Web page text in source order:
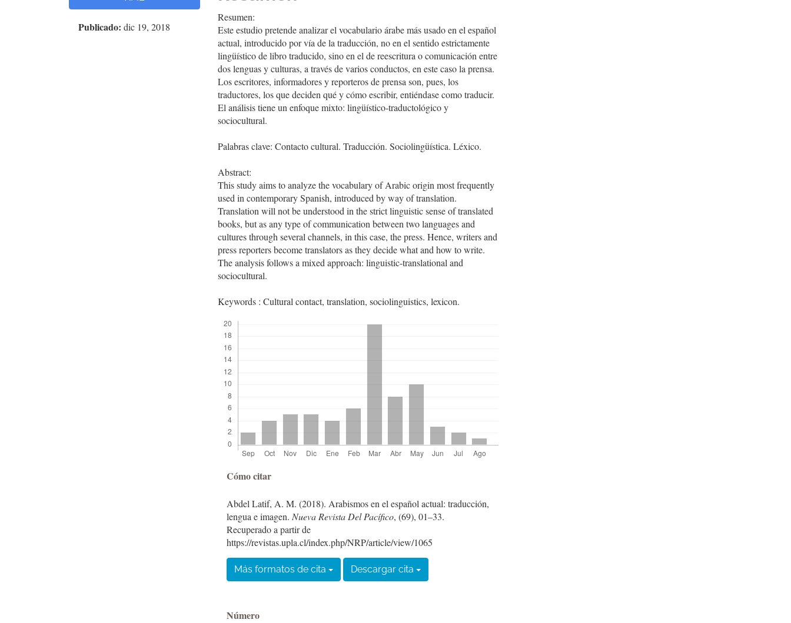
artículo
Publicado: dic 19, 2018
artículo
Resumen:
Este estudio pretende analizar el vocabulario árabe más usado en el español
actual, introducido por vía de la traducción, no en el sentido estrictamente
lingüístico de libro traducido, sino en el de reescritura o comunicación entre
dos lenguas y culturas, a través de varios conductos, en este caso la prensa.
Los escritores, informadores y reporteros de prensa son, pues, los
traductores, los que deciden qué y cómo escribir, entiéndase como traducir.
El análisis tiene un enfoque mixto: lingüístico-traductológico y
sociocultural.
Palabras clave: Contacto cultural. Traducción. Sociolingüística. Léxico.
Abstract:
This study aims to analyze the vocabulary of Arabic origin most frequently
used in contemporary Spanish, introduced by way of translation.
Translation will not be understood in the strict linguistic sense of translated
books, but as any type of communication between two languages and
cultures through several channels, in this case, the press. Hence, writers and
press reporters become translators as they decide what and how to write.
The analysis follows a mixed approach: linguistic-translational and
sociocultural.
Keywords : Cultural contact, translation, sociolinguistics, lexicon.
Detalles
artículo
Cómo citar
Abdel Latif, A. M. (2018). Arabismos en el español actual: traducción,
lengua e imagen.Nueva Revista Del Pacífico, (69), 01–33.
Recuperado a partir de
https://revistas.upla.cl/index.php/NRP/article/view/1065
Más formatos de cita Descargar cita
Número